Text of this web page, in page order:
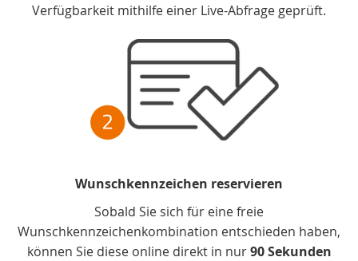
Verfügbarkeit mithilfe einer Live-Abfrage geprüft.
Wunschkennzeichen reservieren
Sobald Sie sich für eine freie
Wunschkennzeichenkombination entschieden haben,
können Sie diese online direkt in nur90 Sekunden